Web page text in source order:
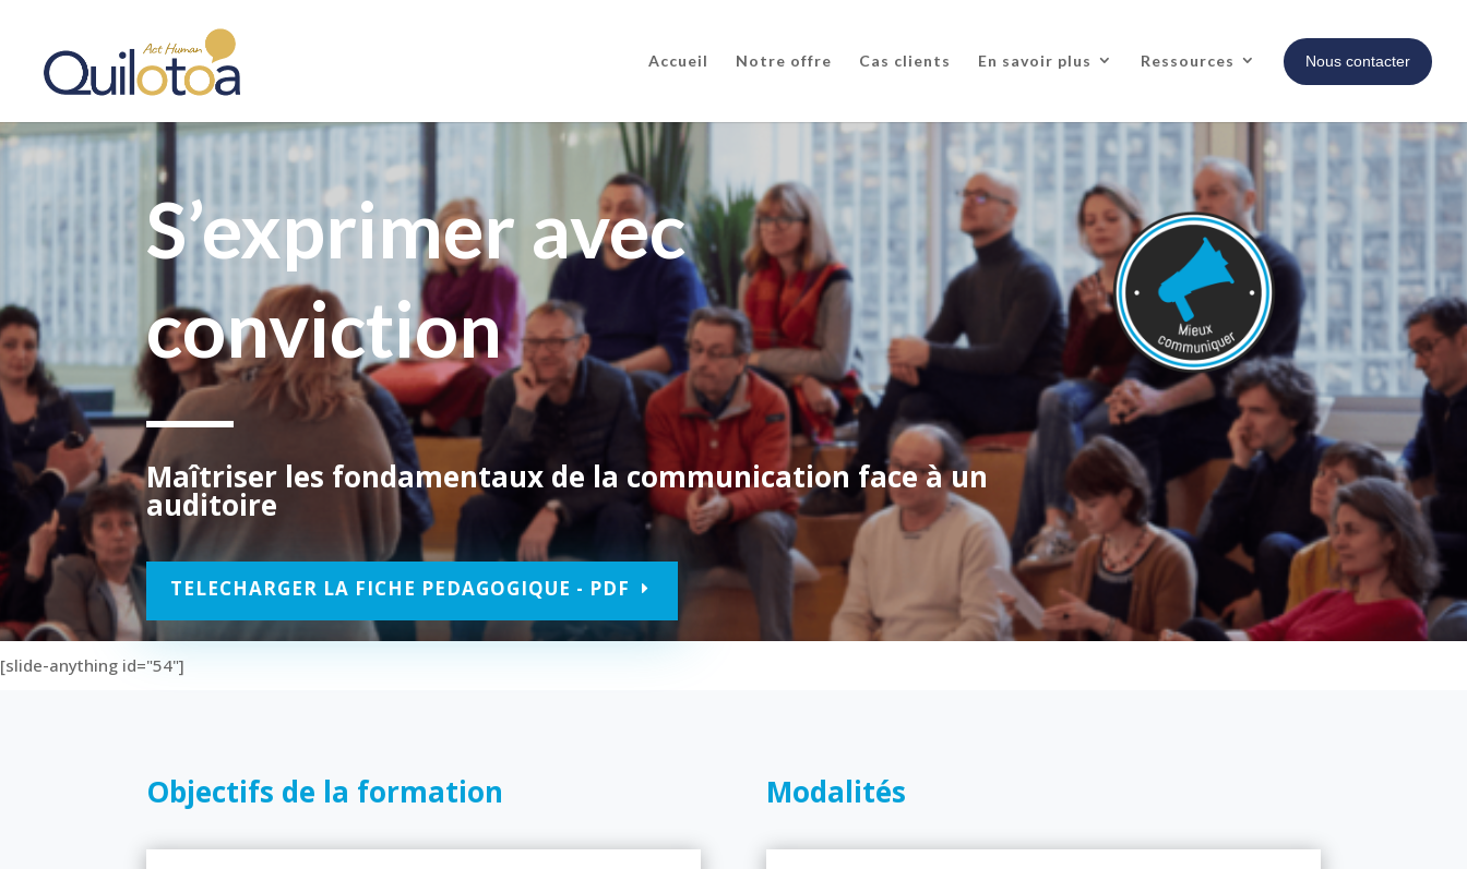
Accueil Notre offre Cas clients En savoir plus Ressources Nous contacter
S’exprimer avec
conviction
Maîtriser les fondamentaux de la communication face à un
auditoire
TELECHARGER LA FICHE PEDAGOGIQUE - PDF
[slide-anything id="54"]
Objectifs de la formation Modalités